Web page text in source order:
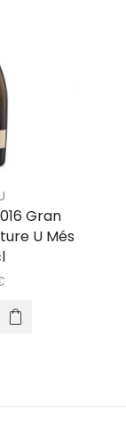
Gran
U Més